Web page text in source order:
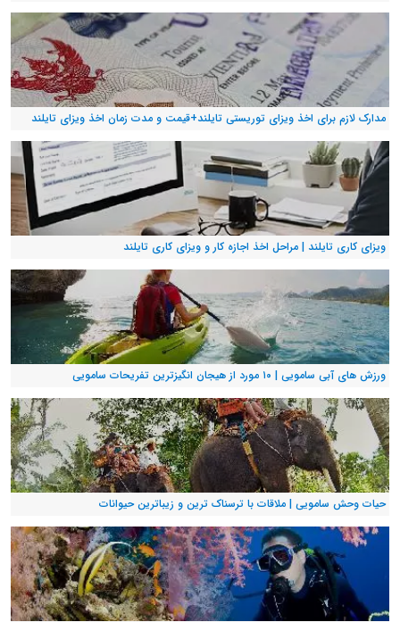
مدارک لازم برای اخذ ویزای توریستی تایلند+قیمت و مدت زمان اخذ ویزای تایلند
ویزای کاری تایلند | مراحل اخذ اجازه کار و ویزای کاری تایلند
ورزش های آبی سامویی | ۱۰ مورد از هیجان انگیزترین تفریحات سامویی
حیات وحش سامویی | ملاقات با ترسناک ترین و زیباترین حیوانات